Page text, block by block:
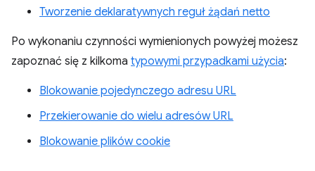
Tworzenie deklaratywnych reguł żądań netto
Po wykonaniu czynności wymienionych powyżej możesz
zapoznać się z kilkoma typowymi przypadkami użycia:
Blokowanie pojedynczego adresu URL
Przekierowanie do wielu adresów URL
Blokowanie plików cookie